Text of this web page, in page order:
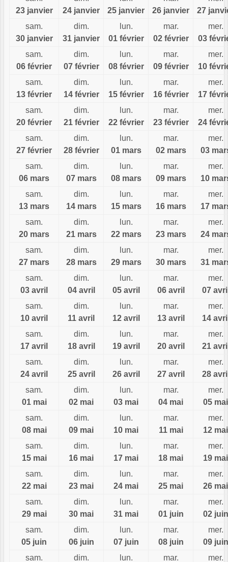
23 janvier
24 janvier
25 janvier
26 janvier
27
sam.
30 janvier
dim.
31 janvier
lun.
01 février
mar.
02 février
mer.
03
sam.
06 février
dim.
07 février
lun.
08 février
mar.
09 février
mer.
10
sam.
13 février
dim.
14 février
lun.
15 février
mar.
16 février
mer.
17
sam.
20 février
dim.
21 février
lun.
22 février
mar.
23 février
mer.
24
sam.
27 février
dim.
28 février
lun.
01 mars
mar.
02 mars
mer.
03
sam.
06 mars
dim.
07 mars
lun.
08 mars
mar.
09 mars
mer.
10
sam.
13 mars
dim.
14 mars
lun.
15 mars
mar.
16 mars
mer.
17
sam.
20 mars
dim.
21 mars
lun.
22 mars
mar.
23 mars
mer.
24
sam.
27 mars
dim.
28 mars
lun.
29 mars
mar.
30 mars
mer.
31
sam.
03 avril
dim.
04 avril
lun.
05 avril
mar.
06 avril
mer.
07
sam.
10 avril
dim.
11 avril
lun.
12 avril
mar.
13 avril
mer.
14
sam.
17 avril
dim.
18 avril
lun.
19 avril
mar.
20 avril
mer.
21
sam.
24 avril
dim.
25 avril
lun.
26 avril
mar.
27 avril
mer.
28
sam.
01 mai
dim.
02 mai
lun.
03 mai
mar.
04 mai
mer.
05 mai
sam.
08 mai
dim.
09 mai
lun.
10 mai
mar.
11 mai
mer.
12 mai
sam.
15 mai
dim.
16 mai
lun.
17 mai
mar.
18 mai
mer.
19 mai
sam.
22 mai
dim.
23 mai
lun.
24 mai
mar.
25 mai
mer.
26 mai
sam.
29 mai
dim.
30 mai
lun.
31 mai
mar.
01 juin
mer.
02 juin
sam.
05 juin
dim.
06 juin
lun.
07 juin
mar.
08 juin
mer.
09 juin
sam.
dim. lun. mar. mer.